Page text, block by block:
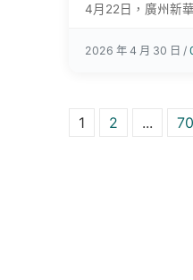
4月22日，廣州新
2026 年 4 月 30 日 /
文章分頁
1 2 ... 70